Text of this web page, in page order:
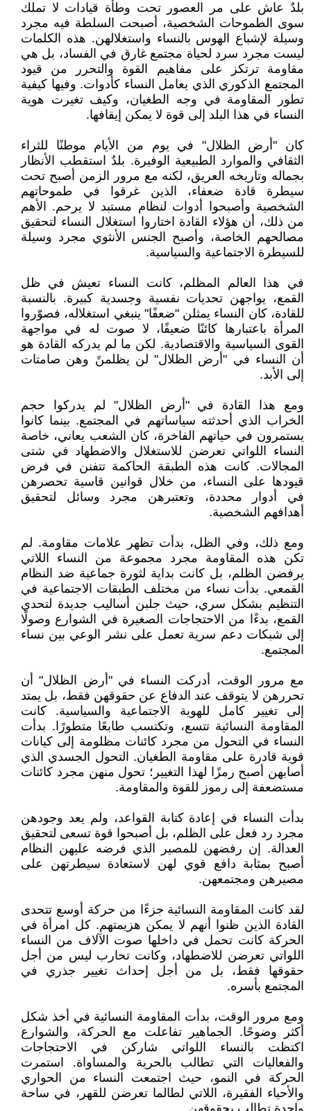
بلدٌ عاش على مر العصور تحت وطأة قيادات لا تملك
سوى الطموحات الشخصية، أصبحت السلطة فيه مجرد
وسيلة لإشباع الهوس بالنساء واستغلالهن. هذه الكلمات
ليست مجرد سرد لحياة مجتمع غارق في الفساد، بل هي
مقاومة ترتكز على مفاهيم القوة والتحرر من قيود
المجتمع الذكوري الذي يعامل النساء كأدوات. وفيها كيفية
تطور المقاومة في وجه الطغيان، وكيف تغيرت هوية
النساء في هذا البلد إلى قوة لا يمكن إيقافها.
كان "أرض الظلال" في يوم من الأيام موطنًا للثراء
الثقافي والموارد الطبيعية الوفيرة. بلدٌ استقطب الأنظار
بجماله وتاريخه العريق، لكنه مع مرور الزمن أصبح تحت
سيطرة قادة ضعفاء، الذين غرقوا في طموحاتهم
الشخصية وأصبحوا أدوات لنظام مستبد لا يرحم. الأهم
من ذلك، أن هؤلاء القادة اختاروا استغلال النساء لتحقيق
مصالحهم الخاصة، وأصبح الجنس الأنثوي مجرد وسيلة
للسيطرة الاجتماعية والسياسية.
في هذا العالم المظلم، كانت النساء تعيش في ظل
القمع، يواجهن تحديات نفسية وجسدية كبيرة. بالنسبة
للقادة، كان النساء يمثلن "ضعفًا" ينبغي استغلاله، فصوّروا
المرأة باعتبارها كائنًا ضعيفًا، لا صوت له في مواجهة
القوى السياسية والاقتصادية. لكن ما لم يدركه القادة هو
أن النساء في "أرض الظلال" لن يظلمنً وهن صامتات
إلى الأبد.
ومع هذا القادة في "أرض الظلال" لم يدركوا حجم
الخراب الذي أحدثته سياساتهم في المجتمع. بينما كانوا
يستمرون في حياتهم الفاخرة، كان الشعب يعاني، خاصة
النساء اللواتي تعرضن للاستغلال والاضطهاد في شتى
المجالات. كانت هذه الطبقة الحاكمة تتفنن في فرض
قيودها على النساء، من خلال قوانين قاسية تحصرهن
في أدوار محددة، وتعتبرهن مجرد وسائل لتحقيق
أهدافهم الشخصية.
ومع ذلك، وفي الظل، بدأت تظهر علامات مقاومة. لم
تكن هذه المقاومة مجرد مجموعة من النساء اللاتي
يرفضن الظلم، بل كانت بداية لثورة جماعية ضد النظام
القمعي. بدأت نساء من مختلف الطبقات الاجتماعية في
التنظيم بشكل سري، حيث جلبن أساليب جديدة لتحدي
القمع، بدءًا من الاحتجاجات الصغيرة في الشوارع وصولًا
إلى شبكات دعم سرية تعمل على نشر الوعي بين نساء
المجتمع.
مع مرور الوقت، أدركت النساء في "أرض الظلال" أن
تحررهن لا يتوقف عند الدفاع عن حقوقهن فقط، بل يمتد
إلى تغيير كامل للهوية الاجتماعية والسياسية. كانت
المقاومة النسائية تتسع، وتكتسب طابعًا متطورًا. بدأت
النساء في التحول من مجرد كائنات مظلومة إلى كيانات
قوية قادرة على مقاومة الطغيان. التحول الجسدي الذي
أصابهن أصبح رمزًا لهذا التغيير؛ تحول منهن مجرد كائنات
مستضعفة إلى رموز للقوة والمقاومة.
بدأت النساء في إعادة كتابة القواعد، ولم يعد وجودهن
مجرد رد فعل على الظلم، بل أصبحوا قوة تسعى لتحقيق
العدالة. إن رفضهن للمصير الذي فرضه عليهن النظام
أصبح بمثابة دافع قوي لهن لاستعادة سيطرتهن على
مصيرهن ومجتمعهن.
لقد كانت المقاومة النسائية جزءًا من حركة أوسع تتحدى
القادة الذين ظنوا أنهم لا يمكن هزيمتهم. كل امرأة في
الحركة كانت تحمل في داخلها صوت الآلاف من النساء
اللواتي تعرضن للاضطهاد، وكانت تحارب ليس من أجل
حقوقها فقط، بل من أجل إحداث تغيير جذري في
المجتمع بأسره.
ومع مرور الوقت، بدأت المقاومة النسائية في أخذ شكل
أكثر وضوحًا. الجماهير تفاعلت مع الحركة، والشوارع
اكتظت بالنساء اللواتي شاركن في الاحتجاجات
والفعاليات التي تطالب بالحرية والمساواة. استمرت
الحركة في النمو، حيث اجتمعت النساء من الحواري
والأحياء الفقيرة، اللاتي لطالما تعرضن للقهر، في ساحة